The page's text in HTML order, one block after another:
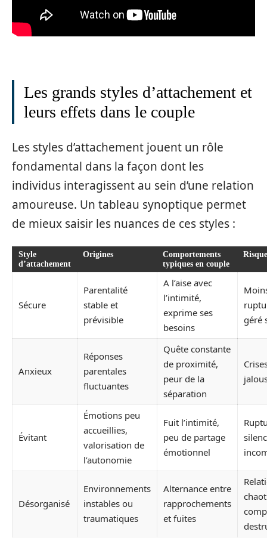
Les grands styles d’attachement et
leurs effets dans le couple
Les styles d’attachement jouent un rôle
fondamental dans la façon dont les
individus interagissent au sein d’une relation
amoureuse. Un tableau synoptique permet
de mieux saisir les nuances de ces styles :
Style
d’attachement
Origines
Comportements
typiques en couple
Sécure
Parentalité
stable et
prévisible
A l’aise avec
l’intimité,
exprime ses
besoins
géré
Anxieux
Réponses
parentales
fluctuantes
Quête constante
de proximité,
peur de la
séparation
Évitant
Émotions peu
accueillies,
valorisation de
l’autonomie
Fuit l’intimité,
peu de partage
émotionnel
Désorganisé
Environnements
instables ou
traumatiques
Alternance entre
rapprochements
et fuites